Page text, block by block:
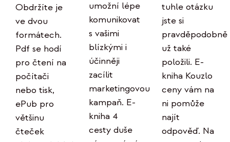
Obdržíte je
ve dvou
formátech.
Pdf se hodí
pro čtení na
počítači
nebo tisk,
ePub pro
většinu
čteček
umožní lépe
komunikovat
s vašimi
blízkými i
účinněji
zacílit
marketingovou
kampaň. E-
kniha 4
cesty duše
tuhle otázku
jste si
pravděpodobně
už také
položili. E-
kniha Kouzlo
ceny vám na
ni pomůže
najít
odpověď. Na